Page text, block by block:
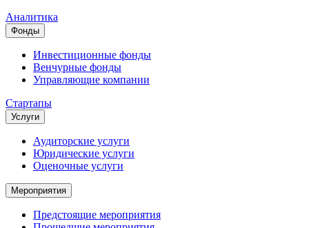
Аналитика
Фонды
Инвестиционные фонды
Венчурные фонды
Управляющие компании
Стартапы
Услуги
Аудиторские услуги
Юридические услуги
Оценочные услуги
Мероприятия
Предстоящие мероприятия